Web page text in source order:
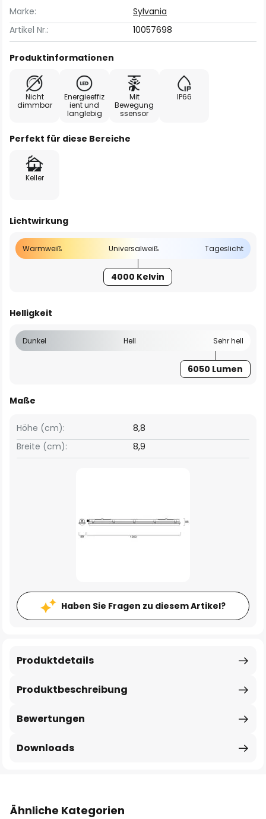
Marke:
Sylvania
Artikel Nr.:
10057698
Produktinformationen
Nicht
dimmbar
Energieeffiz
ient und
langlebig
Mit
Bewegung
ssensor
IP66
Perfekt für diese Bereiche
Keller
Lichtwirkung
Warmweiß Universalweiß Tageslicht
4000 Kelvin
Helligkeit
Dunkel Hell Sehr hell
6050 Lumen
Maße
Breite (cm): 8,9
Höhe (cm): 8,8
Haben Sie Fragen zu diesem Artikel?
Produktbeschreibung
Produktdetails
Bewertungen
Downloads
Ähnliche Kategorien